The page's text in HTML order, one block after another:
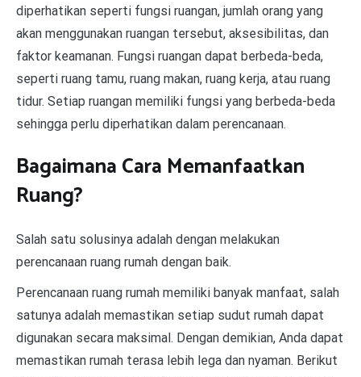
diperhatikan seperti fungsi ruangan, jumlah orang yang
akan menggunakan ruangan tersebut, aksesibilitas, dan
faktor keamanan. Fungsi ruangan dapat berbeda-beda,
seperti ruang tamu, ruang makan, ruang kerja, atau ruang
tidur. Setiap ruangan memiliki fungsi yang berbeda-beda
sehingga perlu diperhatikan dalam perencanaan.
Bagaimana Cara Memanfaatkan
Ruang?
Salah satu solusinya adalah dengan melakukan
perencanaan ruang rumah dengan baik.
Perencanaan ruang rumah memiliki banyak manfaat, salah
satunya adalah memastikan setiap sudut rumah dapat
digunakan secara maksimal. Dengan demikian, Anda dapat
memastikan rumah terasa lebih lega dan nyaman. Berikut